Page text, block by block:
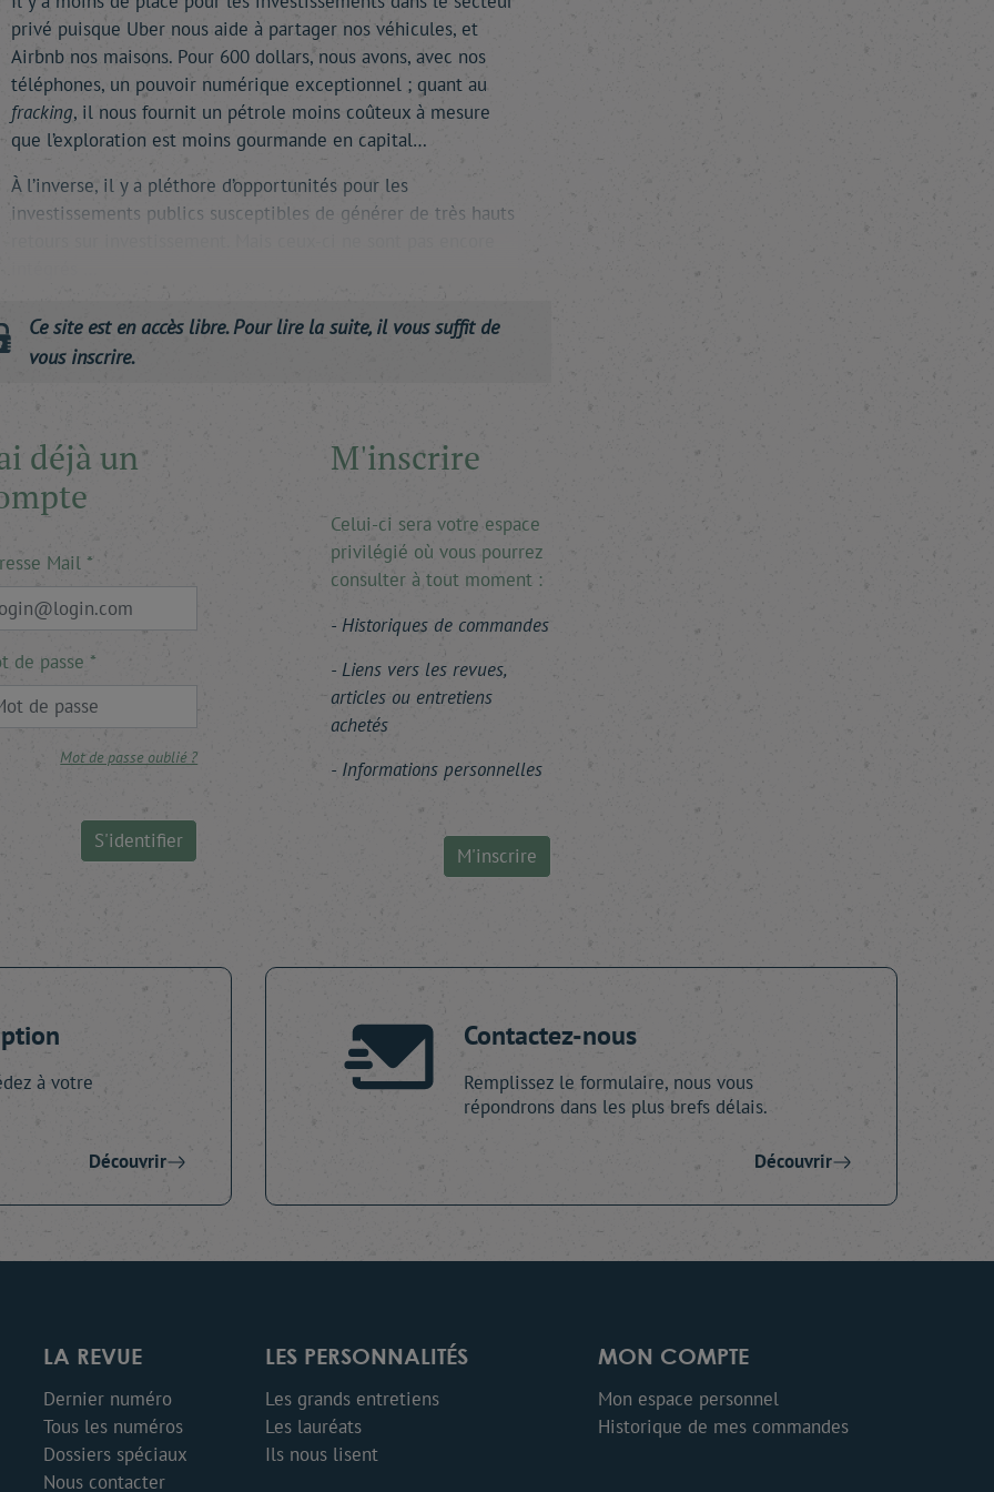
privé puisque Uber nous aide à partager nos véhicules, et
Airbnb nos maisons. Pour 600 dollars, nous avons, avec nos
téléphones, un pouvoir numérique exceptionnel ; quant au
fracking, il nous fournit un pétrole moins coûteux à mesure
que l’exploration est moins gourmande en capital…
À l’inverse, il y a pléthore d’opportunités pour les
investissements publics susceptibles de générer de très hauts
Ce site est en accès libre. Pour lire la suite, il vous suffit de
vous inscrire.
déjà un
Mail
de passe
Mot de passe oublié ?
S'identifier
M'inscrire
Celui-ci sera votre espace
privilégié où vous pourrez
consulter à tout moment :
Historiques de commandes
Liens vers les revues,
articles ou entretiens
achetés
Informations personnelles
M'inscrire
à votre
Découvrir
Contactez-nous
Remplissez le formulaire, nous vous
répondrons dans les plus brefs délais.
Découvrir
LA REVUE
Dernier numéro
Tous les numéros
Dossiers spéciaux
Nous contacter
LES PERSONNALITÉS
Les grands entretiens
Les lauréats
Ils nous lisent
MON COMPTE
Mon espace personnel
Historique de mes commandes